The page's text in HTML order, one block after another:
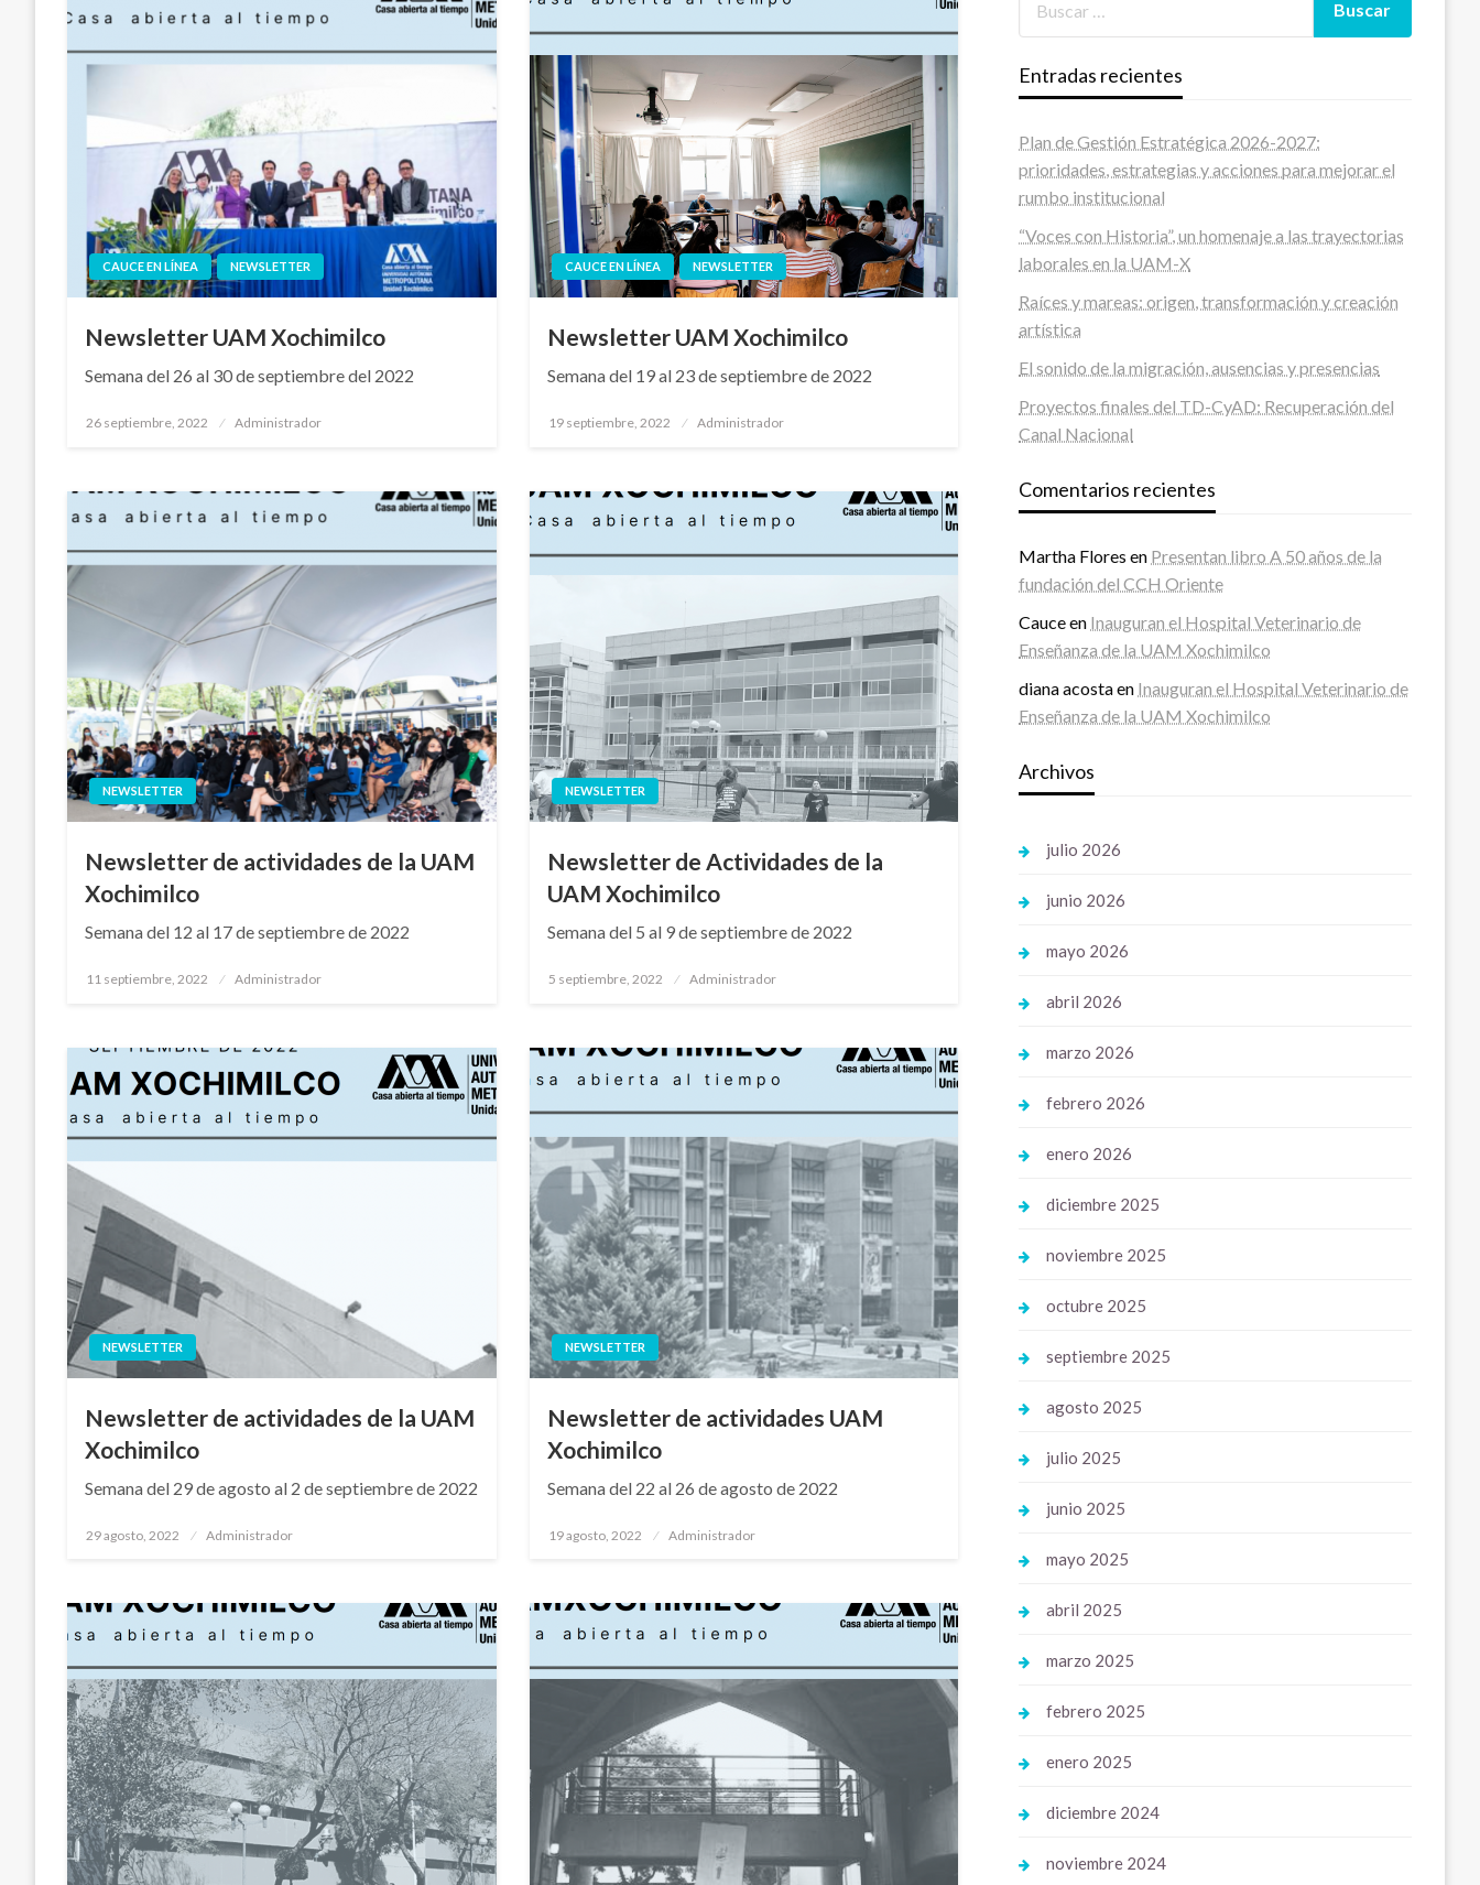
CAUCE EN LÍNEA NEWSLETTER
Newsletter UAM Xochimilco
Semana del 26 al 30 de septiembre del 2022
Publicado
26 septiembre, 2022 Administrador
CAUCE EN LÍNEA NEWSLETTER
Newsletter UAM Xochimilco
Semana del 19 al 23 de septiembre de 2022
Publicado
19 septiembre, 2022 Administrador
NEWSLETTER
Newsletter de actividades de la UAM
Xochimilco
Semana del 12 al 17 de septiembre de 2022
Publicado
11 septiembre, 2022 Administrador
NEWSLETTER
Newsletter de Actividades de la
UAM Xochimilco
Semana del 5 al 9 de septiembre de 2022
Publicado
5 septiembre, 2022 Administrador
NEWSLETTER
Newsletter de actividades de la UAM
Xochimilco
Semana del 29 de agosto al 2 de septiembre de 2022
Publicado
29 agosto, 2022 Administrador
NEWSLETTER
Newsletter de actividades UAM
Xochimilco
Semana del 22 al 26 de agosto de 2022
Publicado
19 agosto, 2022 Administrador
Entradas recientes
Plan de Gestión Estratégica 2026-2027:
prioridades, estrategias y acciones para mejorar el
rumbo institucional
“Voces con Historia”, un homenaje a las trayectorias
laborales en la UAM-X
Raíces y mareas: origen, transformación y creación
artística
El sonido de la migración, ausencias y presencias
Proyectos finales del TD-CyAD: Recuperación del
Canal Nacional
Comentarios recientes
Martha Flores en Presentan libro A 50 años de la
fundación del CCH Oriente
Cauceen Inauguran el Hospital Veterinario de
Enseñanza de la UAM Xochimilco
diana acostaen Inauguran el Hospital Veterinario de
Enseñanza de la UAM Xochimilco
Archivos
julio 2026
junio 2026
mayo 2026
abril 2026
marzo 2026
febrero 2026
enero 2026
diciembre 2025
noviembre 2025
octubre 2025
septiembre 2025
agosto 2025
julio 2025
junio 2025
mayo 2025
abril 2025
marzo 2025
febrero 2025
enero 2025
diciembre 2024
noviembre 2024